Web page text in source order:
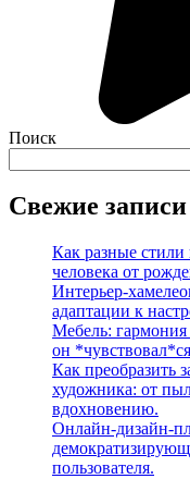
Поиск
Свежие записи
Как разные
человека от
Интерьер-
адаптации к
Мебель:
он
Как преобразить
художника: от
вдохновению.
Онлайн-дизайн-
пользователя.